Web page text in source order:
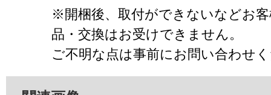
※開梱後、取付ができないなどお
品・交換はお受けできません。
ご不明な点は事前にお問い合わせ